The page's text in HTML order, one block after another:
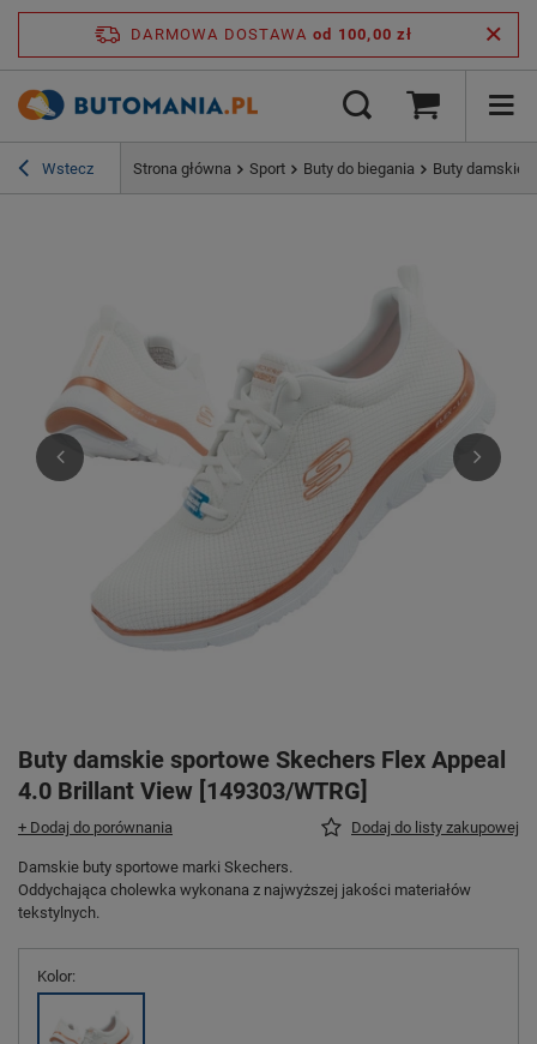
DARMOWA DOSTAWA od 100,00 zł
Wstecz Strona główna Sport Buty do biegania Buty damskie
Buty damskie sportowe Skechers Flex Appeal
4.0 Brillant View [149303/WTRG]
+ Dodaj do porównania Dodaj do listy zakupowej
Damskie buty sportowe marki Skechers.
Oddychająca cholewka wykonana z najwyższej jakości materiałów
tekstylnych.
Kolor